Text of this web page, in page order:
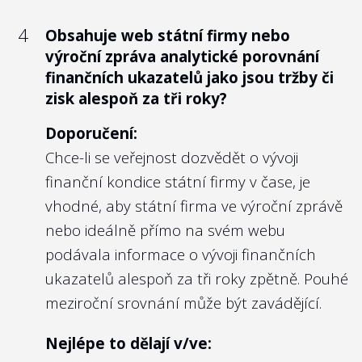
odvoláním ze zástupných důvodů.
Nejlépe to dělají v/ve:
Správě železnic, s.o.
na takové funkce.
Právě u členů dozorčích rad se skloňuje
pojem „politická trafika“. Z našeho pohledu
není problematické napojení člena
kontrolního orgánu na konkrétní politickou
stranu. U státních firem je za výběr členů
kontrolního výboru (mimo zástupce
zaměstnanců) zpravidla odpovědný
příslušný ministr, tudíž i členové
kontrolního orgánu nesou jistou míru
politické odpovědnosti ministra.
Je však zásadní, aby výběr kandidátů na
kvalitní „governance“ státní firmy,
položené otázky. Právě takto otevřený
přístup k neúspěšným uchazečům posiluje
důvěru k zadavateli a otevírá možnost k
získání zpětné vazby na průběh
výběrového řízení od neúspěšného
uchazeče, byť by byla taková zpětná vazba
negativní.
Eviduje státní firma na profilu
zadavatele dokumenty o veřejných
zakázkách déle než 4 roky od jejich
Doporučení:
4
Obsahuje web státní firmy nebo
výroční zpráva analytické porovnání
finančních ukazatelů jako jsou tržby či
zisk alespoň za tři roky?
Doporučení:
Chce-li se veřejnost dozvědět o vývoji
finanční kondice státní firmy v čase, je
vhodné, aby státní firma ve výroční zprávě
nebo ideálně přímo na svém webu
podávala informace o vývoji finančních
ukazatelů alespoň za tři roky zpětně. Pouhé
meziroční srovnání může být zavádějící.
Nejlépe to dělají v/ve: